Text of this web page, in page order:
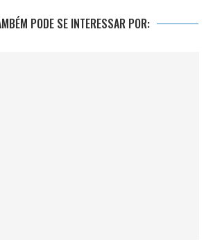
PODE SE INTERESSAR POR: